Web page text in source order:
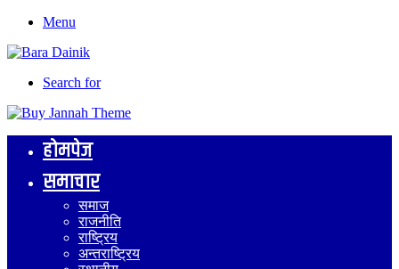
Menu
Search for
होमपेज
समाचार
समाज
राजनीति
राष्ट्रिय
अन्तराष्ट्रिय